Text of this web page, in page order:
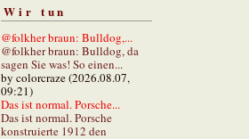
Wir tun
@folkher braun: Bulldog,...
@folkher braun: Bulldog, da
sagen Sie was! So einen...
by colorcraze (2026.08.07,
09:21)
Das ist normal. Porsche...
Das ist normal. Porsche
konstruierte 1912 den